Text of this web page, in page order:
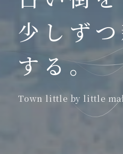
少しずつ
する。
Town little by little